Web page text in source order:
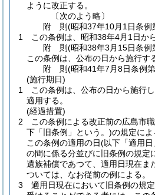
ように改正する。
〔次のよう略〕
附 則(昭和37年10月1日条
1
この条例は、昭和38年4月1日か
附 則(昭和38年3月15日条例
この条例は、公布の日から施行す
附 則(昭和41年7月8日条例
(施行期日)
1
この条例は、公布の日から施行
適用する。
(経過措置)
2
この条例による改正前の広島市
下「旧条例」という。)の規定に
この条例の適用の日(以下「適用
の間に係る分並びに旧条例の規定
遺族補償であつて、適用日現在ま
ついては、なお従前の例による。
3
適用日現在において旧条例の規